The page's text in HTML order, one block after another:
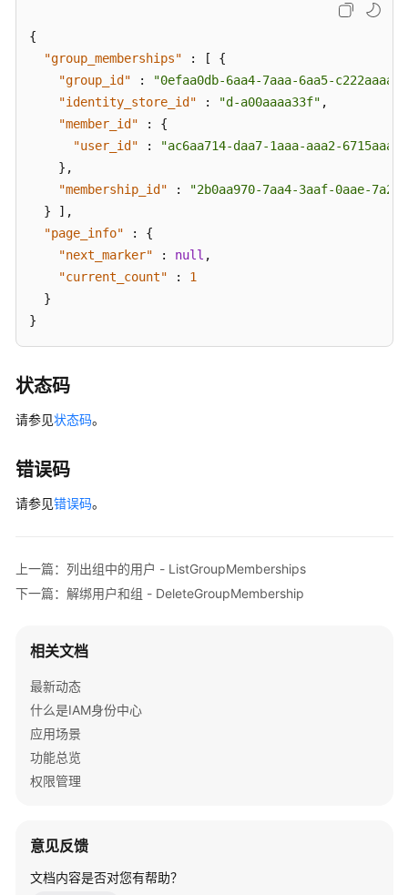
户
和
组
-
DeleteGroupMembership
查
绑
关
系
-
询
系
GetGroupMembershipId
用
否
-
IsMemberInGroups
{
"group_memberships"
: [
{
"group_id"
:
"0efaa0db-6aa4-7aaa-6aa5-
"identity_store_id"
: "d-a00aaaa33f" ,
"member_id"
:
{
"user_id"
:
"ac6aa714-daa7-1aaa-aaa2-
} ,
"membership_id"
:
"2b0aa970-7aa4-3aaf-0aae-
}
] ,
"page_info"
:
{
"next_marker"
: null ,
"current_count"
:
1
}
}
状态码
请参见状态码。
错误码
请参见错误码。
上一篇：列出组中的用户 - ListGroupMemberships
下一篇：解绑用户和组 - DeleteGroupMembership
相关文档
最新动态
什么是IAM身份中心
应用场景
功能总览
权限管理
意见反馈
文档内容是否对您有帮助？